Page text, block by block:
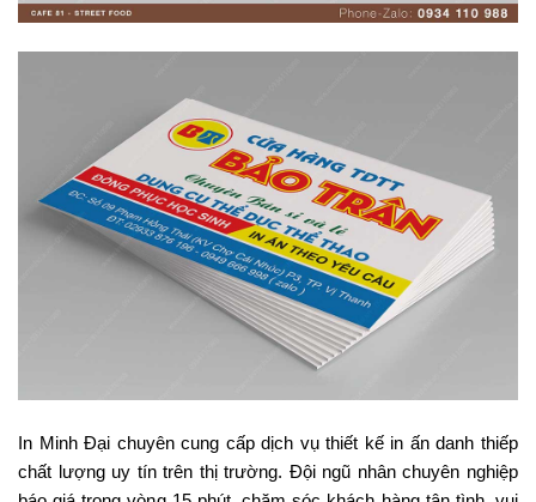
In Minh Đại chuyên cung cấp dịch vụ thiết kế in ấn danh thiếp
chất lượng uy tín trên thị trường. Đội ngũ nhân chuyên nghiệp